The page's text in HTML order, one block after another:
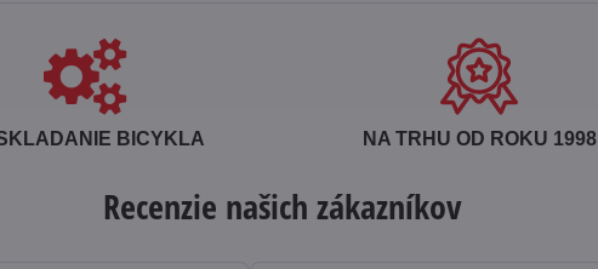
BICYKLA NA TRHU OD ROKU 1998
Recenzie našich zákazníkov